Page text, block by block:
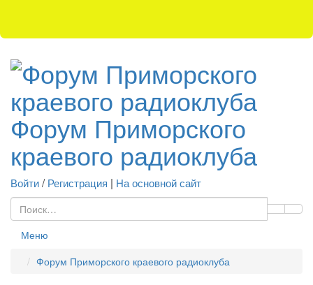
Форум Приморского
краевого радиоклуба
Войти/Регистрация | На основной сайт
Меню
Форум Приморского краевого радиоклуба